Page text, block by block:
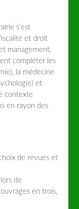
s’est
et droit
management,
compléter les
la médecine
et
contexte
en rayon des
de revues et
de
en trois,